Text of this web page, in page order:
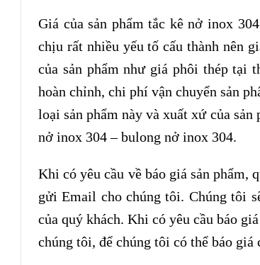
Giá của sản phẩm tắc kê nở inox
chịu rất nhiều yếu tố cấu thành nên
của sản phẩm như giá phôi thép tại
hoàn chỉnh, chi phí vận chuyển sản
loại sản phẩm này và xuất xứ của
nở inox 304 – bulong nở inox 304.
Khi có yêu cầu về báo giá sản
gửi Email cho chúng tôi. Chúng tôi
của quý khách. Khi có yêu cầu báo
chúng tôi, để chúng tôi có thể báo giá